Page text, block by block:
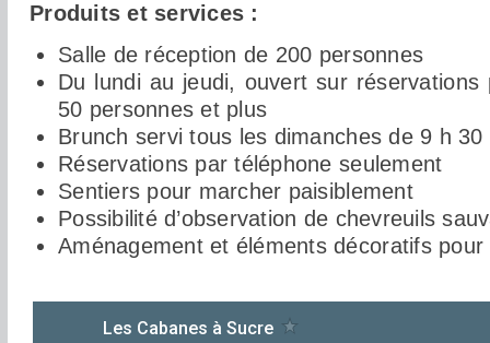
Produits et services :
Salle de réception de 200 personnes
Du lundi au jeudi, ouvert sur réservations
50 personnes et plus
Brunch servi tous les dimanches de 9 h
Réservations par téléphone seulement
Sentiers pour marcher paisiblement
Possibilité d’observation de chevreuils
Aménagement et éléments décoratifs